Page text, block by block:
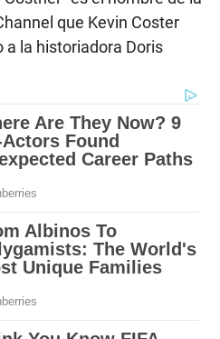
que Kevin Coster
a la historiadora Doris